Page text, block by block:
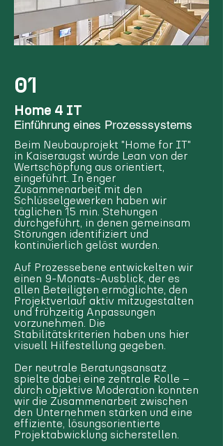
01
Home 4 IT
Einführung eines Prozesssystems
Beim Neubauprojekt "Home for IT"
in Kaiseraugst wurde Lean von der
Wertschöpfung aus orientiert,
eingeführt. In enger
Zusammenarbeit mit den
Schlüsselgewerken haben wir
täglichen 15 min. Stehungen
durchgeführt, in denen gemeinsam
Störungen identifiziert und
kontinuierlich gelöst wurden.
Auf Prozessebene entwickelten wir
einen 9-Monats-Ausblick, der es
allen Beteiligten ermöglichte, den
Projektverlauf aktiv mitzugestalten
und frühzeitig Anpassungen
vorzunehmen. Die
Stabilitätskriterien haben uns hier
visuell Hilfestellung gegeben.
Der neutrale Beratungsansatz
spielte dabei eine zentrale Rolle –
durch objektive Moderation konnten
wir die Zusammenarbeit zwischen
den Unternehmen stärken und eine
effiziente, lösungsorientierte
Projektabwicklung sicherstellen.